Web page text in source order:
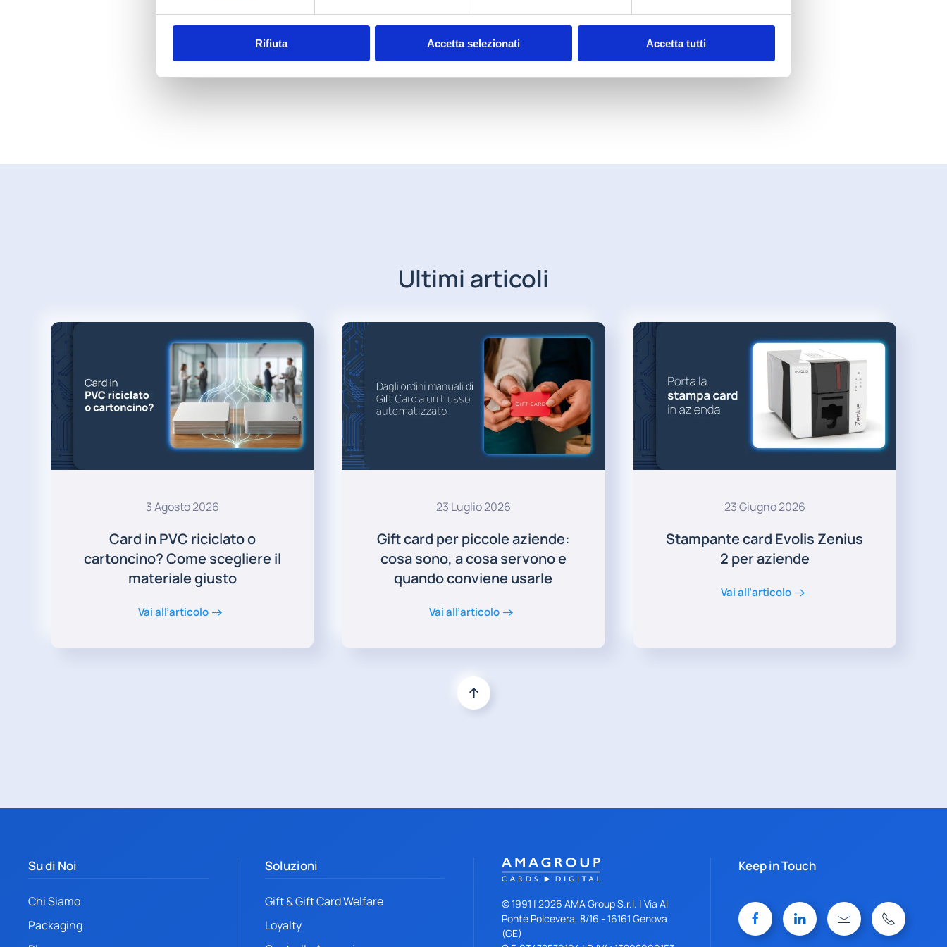
Rifiuta Accetta selezionati Accetta tutti
Precedenti Successivi
Ultimi articoli
3 Agosto 2026
Card in PVC riciclato o
cartoncino? Come scegliere il
materiale giusto
Vai all’articolo
23 Luglio 2026
Gift card per piccole aziende:
cosa sono, a cosa servono e
quando conviene usarle
Vai all’articolo
23 Giugno 2026
Stampante card Evolis Zenius
2 per aziende
Vai all’articolo
Su di Noi
Chi Siamo
Packaging
Soluzioni
Gift & Gift Card Welfare
Loyalty
© 1991 | 2026 AMA Group S.r.l. | Via Al
Ponte Polcevera, 8/16 - 16161 Genova
(GE)
Keep in Touch